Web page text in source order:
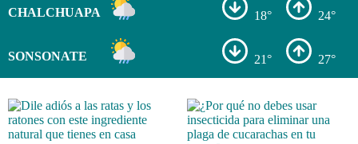
CHALCHUAPA 18° 24°
SONSONATE 21° 27°